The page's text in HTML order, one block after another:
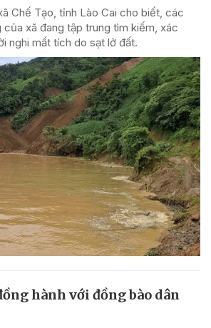
Chế Tạo, tỉnh Lào Cai cho biết, các
xã đang tập trung tìm kiếm, xác
nghi mất tích do sạt lở đất.
hành với đồng bào dân